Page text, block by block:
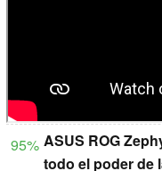
95% ASUS ROG
todo el poder de